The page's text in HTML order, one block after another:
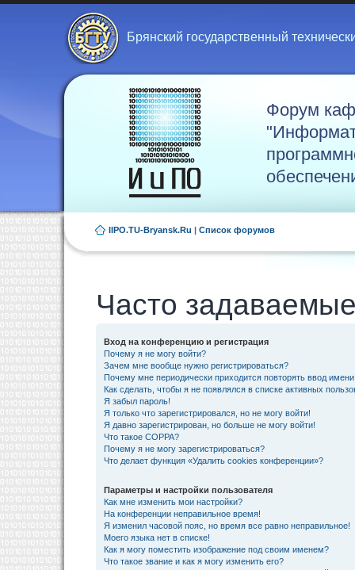
Брянский государственный
Форум
IIPO.TU-Bryansk.Ru | Список форумов
Часто
Вход на конференцию и регистрация
Почему я не могу войти?
Зачем мне вообще нужно регистрироваться?
Почему мне периодически приходится повторять ввод
Как сделать, чтобы я не появлялся в списке активных
Я забыл пароль!
Я только что зарегистрировался, но не могу войти!
Я давно зарегистрирован, но больше не могу войти!
Что такое COPPA?
Почему я не могу зарегистрироваться?
Что делает функция «Удалить cookies конференции»?
Параметры и настройки пользователя
Как мне изменить мои настройки?
На конференции неправильное время!
Я изменил часовой пояс, но время все равно неправильное!
Моего языка нет в списке!
Как я могу поместить изображение под своим именем?
Что такое звание и как я могу изменить его?